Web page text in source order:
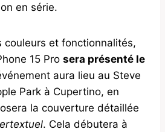
en série.
couleurs et fonctionnalités,
15 Pro sera présenté le
aura lieu au Steve
Park à Cupertino, en
la couverture détaillée
. Cela débutera à